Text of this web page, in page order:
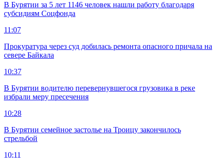
В Бурятии за 5 лет 1146 человек нашли работу благодаря
субсидиям Соцфонда
11:07
Прокуратура через суд добилась ремонта опасного причала на
севере Байкала
10:37
В Бурятии водителю перевернувшегося грузовика в реке
избрали меру пресечения
10:28
В Бурятии семейное застолье на Троицу закончилось
стрельбой
10:11